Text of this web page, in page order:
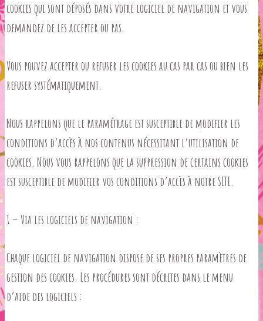
cookies qui sont déposés dans votre logiciel de navigation et vous
demandez de les accepter ou pas.
Vous pouvez accepter ou refuser les cookies au cas par cas ou bien les
refuser systématiquement.
Nous rappelons que le paramétrage est susceptible de modifier les
conditions d’accès à nos contenus nécessitant l’utilisation de
cookies. Nous vous rappelons que la suppression de certains cookies
est susceptible de modifier vos conditions d’accès à notre SITE.
1 – Via les logiciels de navigation :
Chaque logiciel de navigation dispose de ses propres paramètres de
gestion des cookies. Les procédures sont décrites dans le menu
d’aide des logiciels :